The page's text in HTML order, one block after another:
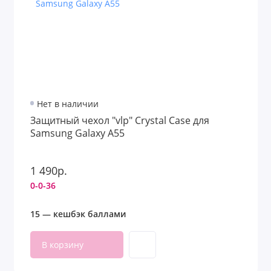
Нет в наличии
Защитный чехол "vlp" Crystal Case для
Samsung Galaxy A55
1 490р.
0-0-36
15 — кешбэк баллами
В корзину